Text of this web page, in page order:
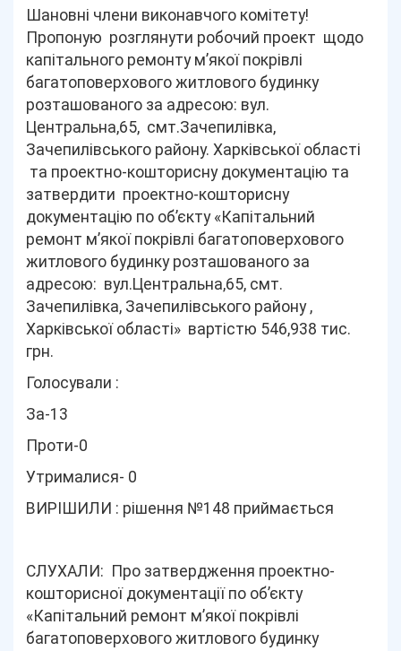
Шановні члени виконавчого комітету!
Пропоную розглянути робочий проект щодо
капітального ремонту м’якої покрівлі
багатоповерхового житлового будинку
розташованого за адресою: вул.
Центральна,65, смт.Зачепилівка,
Зачепилівського району. Харківської області
та проектно-кошторисну документацію та
затвердити проектно-кошторисну
документацію по об’єкту «Капітальний
ремонт м’якої покрівлі багатоповерхового
житлового будинку розташованого за
адресою: вул.Центральна,65, смт.
Зачепилівка, Зачепилівського району ,
Харківської області» вартістю 546,938 тис.
грн.
Голосували :
За-13
Проти-0
Утрималися- 0
ВИРІШИЛИ : рішення №148 приймається
СЛУХАЛИ: Про затвердження проектно-
кошторисної документації по об’єкту
«Капітальний ремонт м’якої покрівлі
багатоповерхового житлового будинку